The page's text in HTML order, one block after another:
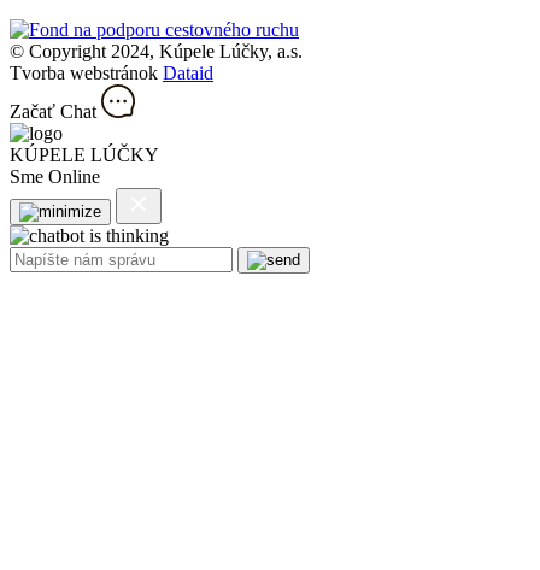
© Copyright 2024, Kúpele Lúčky, a.s.
Tvorba webstránok Dataid
Začať Chat
KÚPELE LÚČKY
Sme Online